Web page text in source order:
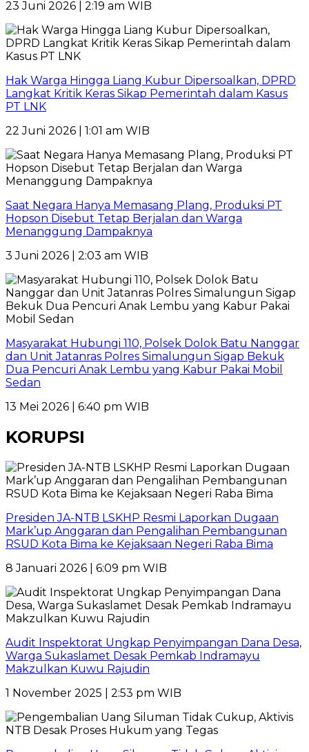
23 Juni 2026 | 2:19 am WIB
Hak Warga Hingga Liang Kubur Dipersoalkan, DPRD
Langkat Kritik Keras Sikap Pemerintah dalam Kasus
PT LNK
22 Juni 2026 | 1:01 am WIB
Saat Negara Hanya Memasang Plang, Produksi PT
Hopson Disebut Tetap Berjalan dan Warga
Menanggung Dampaknya
3 Juni 2026 | 2:03 am WIB
Masyarakat Hubungi 110, Polsek Dolok Batu Nanggar
dan Unit Jatanras Polres Simalungun Sigap Bekuk
Dua Pencuri Anak Lembu yang Kabur Pakai Mobil
Sedan
13 Mei 2026 | 6:40 pm WIB
KORUPSI
Presiden JA-NTB LSKHP Resmi Laporkan Dugaan
Mark’up Anggaran dan Pengalihan Pembangunan
RSUD Kota Bima ke Kejaksaan Negeri Raba Bima
8 Januari 2026 | 6:09 pm WIB
Audit Inspektorat Ungkap Penyimpangan Dana Desa,
Warga Sukaslamet Desak Pemkab Indramayu
Makzulkan Kuwu Rajudin
1 November 2025 | 2:53 pm WIB